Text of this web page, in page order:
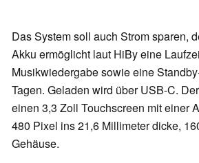
Das System soll auch Strom sparen,
Akku ermöglicht laut HiBy eine
Musikwiedergabe sowie eine
Tagen. Geladen wird über USB-C.
einen 3,3 Zoll Touchscreen mit einer
480 Pixel ins 21,6 Millimeter dicke,
Gehäuse.